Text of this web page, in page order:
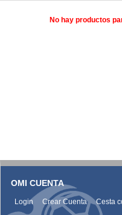
No hay productos
OMI CUENTA
Login Crear Cuenta Cesta